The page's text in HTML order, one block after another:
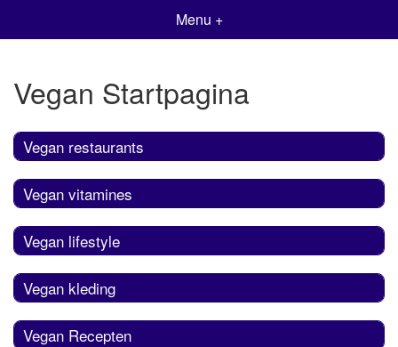
Menu +
Vegan Startpagina
Vegan restaurants
Vegan vitamines
Vegan lifestyle
Vegan kleding
Vegan Recepten